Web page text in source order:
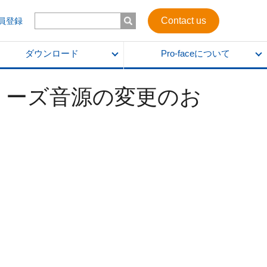
登録 Contact us
ダウンロード Pro-faceについて
ズ音源の変更​のお